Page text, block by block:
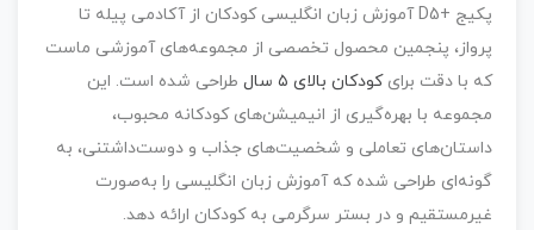
پکیج +D5 آموزش زبان انگلیسی کودکان
از آکادمی پیله تا
پنجمین محصول تخصصیاز مجموعه‌های آموزشی ماست
که با دقت برایکودکان بالای ۵ سال
طراحی شده است. این
مجموعه با بهره‌گیری ازانیمیشن‌های کودکانه محبوب،
داستان‌های تعاملی و شخصیت‌های جذاب و دوست‌داشتنی، به
گونه‌ای طراحی شده کهآموزش زبان انگلیسی را به‌صورت
غیرمستقیم و در بستر سرگرمیبه کودکان ارائه دهد.